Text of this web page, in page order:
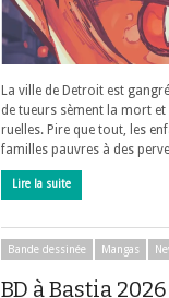
La ville de Detroit est
de tueurs sèment la mort
ruelles. Pire que tout, les
familles pauvres à des
Lire la suite
Bande dessinée Mangas
BD à Bastia